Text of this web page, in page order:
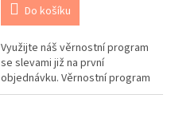
Do košíku
Využijte náš věrnostní program
se slevami již na první
objednávku. Věrnostní program